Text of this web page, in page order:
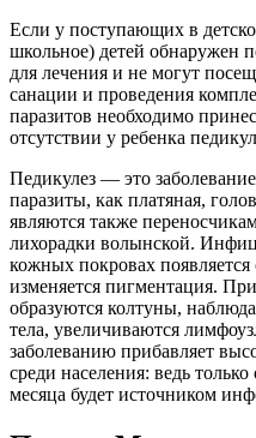
Если у поступающих в
школьное) детей обнаружен
для лечения и не могут
санации и проведения
паразитов необходимо
отсутствии у ребенка
Педикулез — это
паразиты, как платяная,
являются также
лихорадки волынской.
кожных покровах
изменяется пигментация.
образуются колтуны,
тела, увеличиваются
заболеванию прибавляет
среди населения: ведь
месяца будет источником